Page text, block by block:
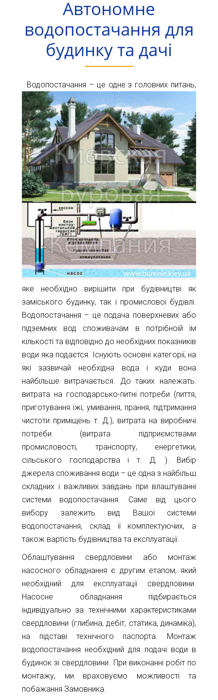
глибин
Новини
Відгуки
Контакти
Нд.
Окружна,
4
(біля
гіпермаркету
Ашан)
+38044-
221-
02-
02
+38098-
11-
61
info@1kbk.com.ua
Автономне
водопостачання для
будинку та дачі
Водопостачання – це одне з головних питань,
яке необхідно вирішити при будівництві як
заміського будинку, так і промислової будівлі.
Водопостачання – це подача поверхневих або
підземних вод споживачам в потрібноій їм
кількості та відповідно до необхідних показників
води яка подаєтся. Існують основні категорії, на
які зазвичай необхідна вода і куди вона
найбільше витрачається. До таких належать:
витрата на господарсько-питні потреби (пиття,
приготування їжі, умивання, прання, підтримання
чистоти приміщень т. Д.), витрата на виробничі
потреби (витрата підприємствами
промисловості, транспорту, енергетики,
сільського господарства і т. Д. ). Вибір
джерела споживання води – це одна з найбільш
складних і важливих завдань при влаштуванні
системи водопостачання. Саме від цього
вибору залежить вид Вашої системи
водопостачання, склад її комплектуючих, а
також вартість будівництва та експлуатації.
Облаштування свердловини або монтаж
насосного обладнання є другим етапом, який
необхідний для експлуатації свердловини.
Насосне обладнання підбирається
індивідуально за технічними характеристиками
свердловини (глибина, дебіт, статика, динаміка),
на підставі технічного паспорта. Монтаж
водопостачання необхідний для подачі води в
будинок зі свердловини. При виконанні робіт по
монтажу, ми враховуємо можливості та
побажання Замовника.